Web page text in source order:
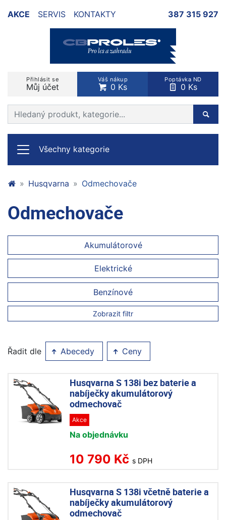
AKCE SERVIS KONTAKTY 387 315 927
Přihlásit se
Můj účet
Váš nákup
0 Ks
Poptávka ND
0 Ks
Prohledat web
Všechny kategorie
Husqvarna Odmechovače
Odmechovače
Akumulátorové
Elektrické
Benzínové
Zobrazit filtr
Řadit dle Abecedy Ceny
Husqvarna S 138i bez baterie a
nabíječky akumulátorový
odmechovač
Akce
Na objednávku
10 790 Kč s DPH
Husqvarna S 138i včetně baterie a
nabíječky akumulátorový
odmechovač